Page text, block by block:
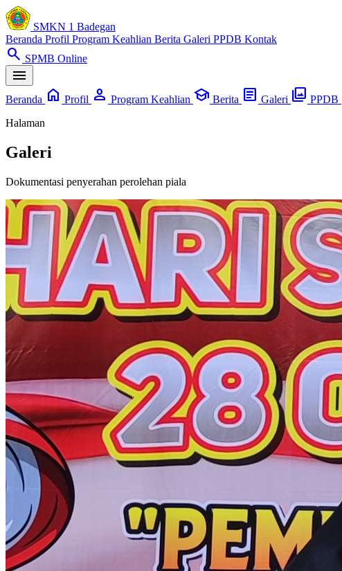
SMKN 1 Badegan
Beranda Profil Program Keahlian Berita Galeri PPDB Kontak
search SPMB Online
menu
Beranda home Profil person Program Keahlian school Berita article Galeri photo_library PPDB
Halaman
Galeri
Dokumentasi penyerahan perolehan piala